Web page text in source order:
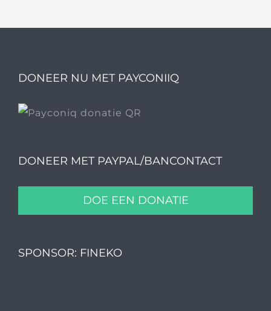
DONEER NU MET PAYCONIIQ
DONEER MET PAYPAL/BANCONTACT
DOE EEN DONATIE
SPONSOR: FINEKO